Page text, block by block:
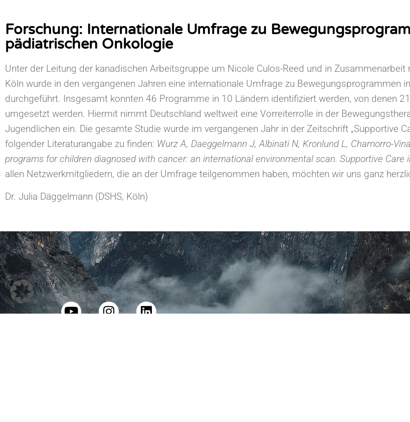
Forschung: Internationale Umfrage zu
pädiatrischen Onkologie ​
Unter der Leitung der kanadischen Arbeitsgruppe um Nicole Culos-Reed und in
Köln wurde in den vergangenen Jahren eine internationale Umfrage zu Bewegungsprogrammen
durchgeführt. Insgesamt konnten 46 Programme in 10 Ländern identifiziert werden, von denen
umgesetzt werden. Hiermit nimmt Deutschland weltweit eine Vorreiterrolle in der
Jugendlichen ein. Die gesamte Studie wurde im vergangenen Jahr in der Zeitschrift „Supportive
folgender Literaturangabe zu finden: Wurz A, Daeggelmann J, Albinati N, Kronlund L, Chamorro-
programs for children diagnosed with cancer: an international environmental scan. Supportive Care
allen Netzwerkmitgliedern, die an der Umfrage teilgenommen haben, möchten wir uns ganz
Dr. Julia Däggelmann (DSHS, Köln)